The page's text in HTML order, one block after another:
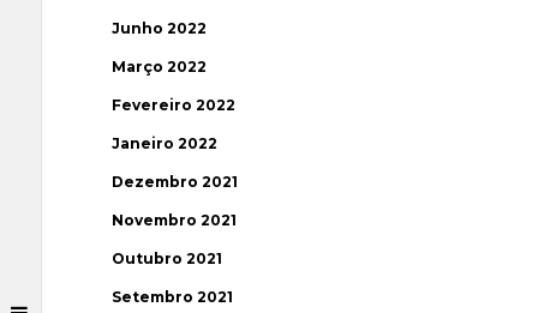
Junho 2022
Março 2022
Fevereiro 2022
Janeiro 2022
Dezembro 2021
Novembro 2021
Outubro 2021
Setembro 2021